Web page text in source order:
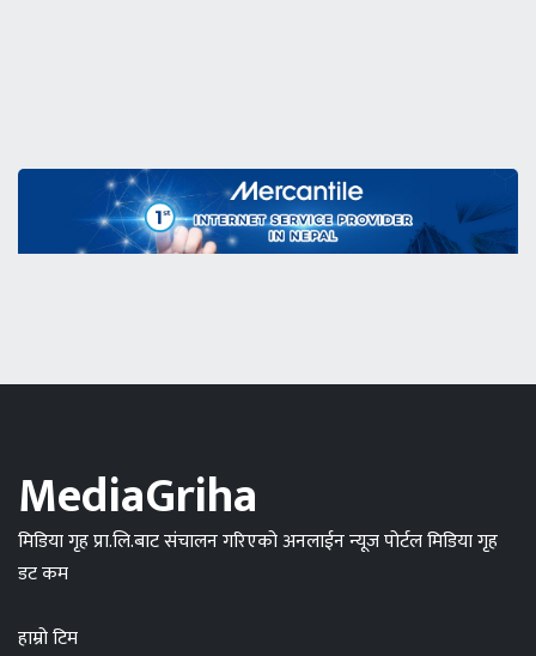
MediaGriha
मिडिया गृह प्रा.लि.बाट संचालन गरिएको अनलाईन न्यूज पोर्टल मिडिया गृह
डट कम
हाम्रो टिम